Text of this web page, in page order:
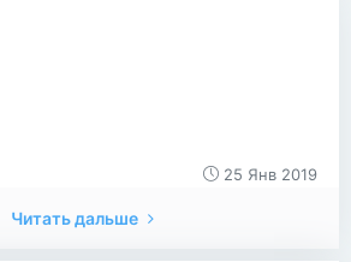
25 Янв 2019
Читать дальше